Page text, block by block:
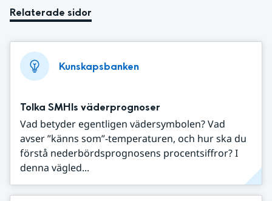
Relaterade sidor
Kunskapsbanken
Tolka SMHIs väderprognoser
Vad betyder egentligen vädersymbolen? Vad
avser ”känns som”-temperaturen, och hur ska du
förstå nederbördsprognosens procentsiffror? I
denna vägled...